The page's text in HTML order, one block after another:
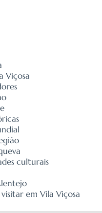
Viçosa
culturais
em Vila Viçosa